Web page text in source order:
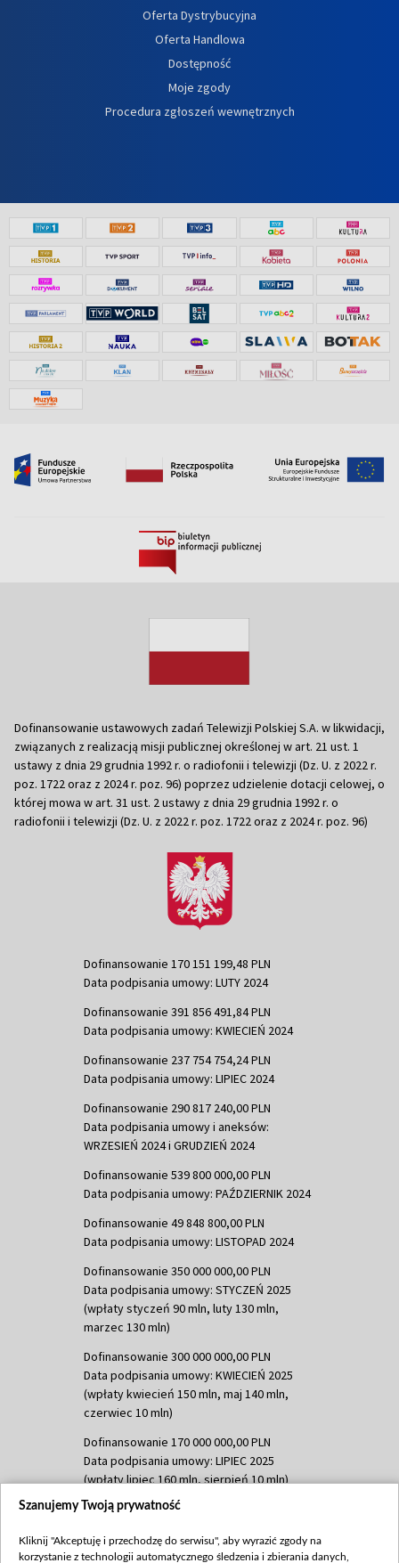
Oferta Dystrybucyjna
Oferta Handlowa
Dostępność
Moje zgody
Procedura zgłoszeń wewnętrznych
Dofinansowanie ustawowych zadań Telewizji Polskiej S.A. w likwidacji,
związanych z realizacją misji publicznej określonej w art. 21 ust. 1
ustawy z dnia 29 grudnia 1992 r. o radiofonii i telewizji (Dz. U. z 2022 r.
poz. 1722 oraz z 2024 r. poz. 96) poprzez udzielenie dotacji celowej, o
której mowa w art. 31 ust. 2 ustawy z dnia 29 grudnia 1992 r. o
radiofonii i telewizji (Dz. U. z 2022 r. poz. 1722 oraz z 2024 r. poz. 96)
Dofinansowanie 170 151 199,48 PLN
Data podpisania umowy: LUTY 2024
Dofinansowanie 391 856 491,84 PLN
Data podpisania umowy: KWIECIEŃ 2024
Dofinansowanie 237 754 754,24 PLN
Data podpisania umowy: LIPIEC 2024
Dofinansowanie 290 817 240,00 PLN
Data podpisania umowy i aneksów:
WRZESIEŃ 2024 i GRUDZIEŃ 2024
Dofinansowanie 539 800 000,00 PLN
Data podpisania umowy: PAŹDZIERNIK 2024
Dofinansowanie 49 848 800,00 PLN
Data podpisania umowy: LISTOPAD 2024
Dofinansowanie 350 000 000,00 PLN
Data podpisania umowy: STYCZEŃ 2025
(wpłaty styczeń 90 mln, luty 130 mln,
marzec 130 mln)
Dofinansowanie 300 000 000,00 PLN
Data podpisania umowy: KWIECIEŃ 2025
(wpłaty kwiecień 150 mln, maj 140 mln,
czerwiec 10 mln)
Dofinansowanie 170 000 000,00 PLN
Data podpisania umowy: LIPIEC 2025
(wpłaty lipiec 160 mln, sierpień 10 mln)
Dofinansowanie 60 000 000,00 PLN
(wpłata wrzesień 60 mln)
Szanujemy Twoją prywatność
Kliknij "Akceptuję i przechodzę do serwisu", aby wyrazić zgody na
korzystanie z technologii automatycznego śledzenia i zbierania danych,